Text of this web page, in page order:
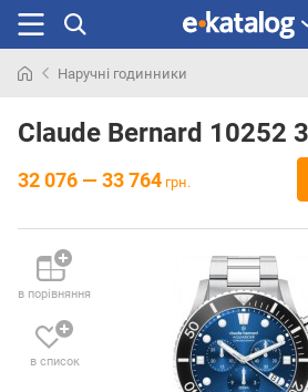
раніше
Наручні годинники
Claude Bernard 10252
32 076 — 33 764 грн.
в порівняння
в список